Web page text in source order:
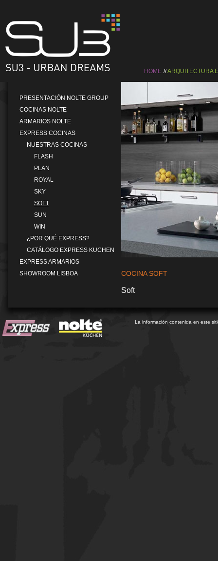
HOME ARQUITECTURA
PRESENTACIÓN NOLTE GROUP
COCINAS NOLTE
ARMARIOS NOLTE
EXPRESS COCINAS
NUESTRAS COCINAS
FLASH
PLAN
ROYAL
SKY
SOFT
SUN
WIN
¿POR QUÉ EXPRESS?
CATÁLOGO EXPRESS KUCHEN
EXPRESS ARMARIOS
SHOWROOM LISBOA
COCINA SOFT
Soft
La información contenida en este